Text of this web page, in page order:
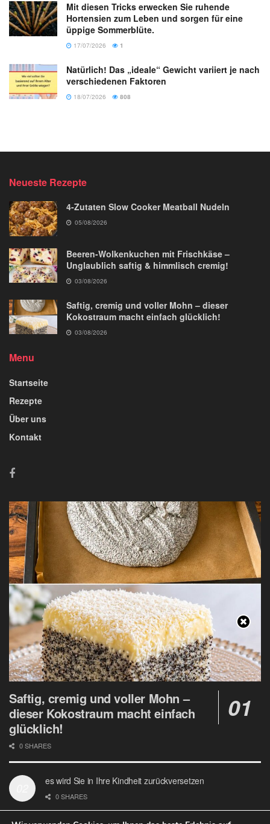
Mit diesen Tricks erwecken Sie ruhende
Hortensien zum Leben und sorgen für eine
üppige Sommerblüte.
17/07/2026 1
Natürlich! Das „ideale“ Gewicht variiert je nach
verschiedenen Faktoren
18/07/2026 808
Neueste Rezepte
4-Zutaten Slow Cooker Meatball Nudeln
05/08/2026
Beeren-Wolkenkuchen mit Frischkäse –
Unglaublich saftig & himmlisch cremig!
03/08/2026
Saftig, cremig und voller Mohn – dieser
Kokostraum macht einfach glücklich!
03/08/2026
Menu
Startseite
Rezepte
Über uns
Kontakt
Saftig, cremig und voller Mohn –
dieser Kokostraum macht einfach
glücklich!
0 SHARES
es wird Sie in Ihre Kindheit zurückversetzen
0 SHARES